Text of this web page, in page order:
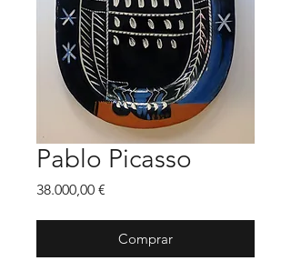
Pablo Picasso
38.000,00 €
Comprar